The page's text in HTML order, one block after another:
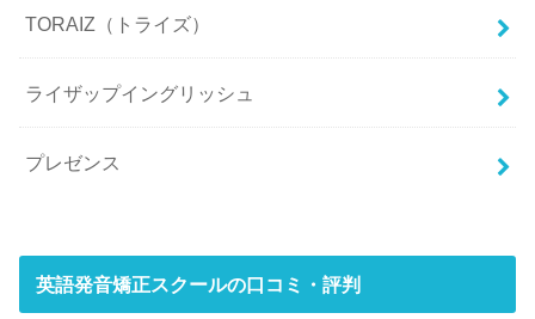
TORAIZ（トライズ）
ライザップイングリッシュ
プレゼンス
英語発音矯正スクールの口コミ・評判